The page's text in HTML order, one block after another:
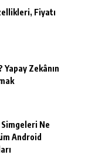
Fiyatı
Zekânın
Ne
Android